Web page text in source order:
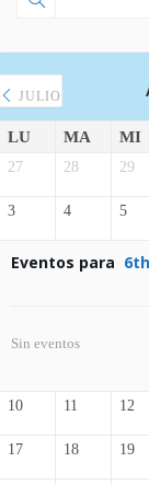
JULIO
LU MA MI
27 28 29
3 4 5
Eventos para 6th
Sin eventos
10 11 12
17 18 19